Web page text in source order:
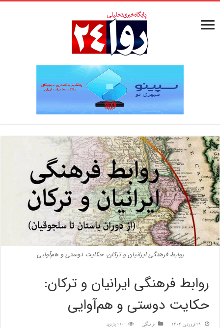
روابط فرهنگی ایرانیان و ترکان: حکایت دوستی و هم‌آوایی
روابط فرهنگی ایرانیان و ترکان:
حکایت دوستی و هم‌آوایی
19 فروردین 1404 فرهنگی 110 بازدید